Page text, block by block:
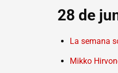
28 de
La semana
Mikko